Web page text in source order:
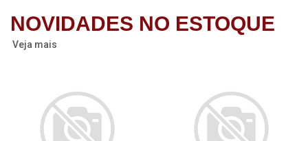
NOVIDADES NO ESTOQUE
Veja mais